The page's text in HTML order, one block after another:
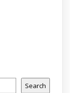
Search